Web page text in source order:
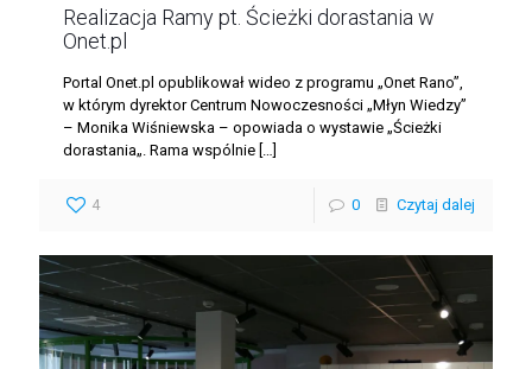
Realizacja Ramy pt. Ścieżki dorastania w
Onet.pl
Portal Onet.pl opublikował wideo z programu „Onet Rano”,
w którym dyrektor Centrum Nowoczesności „Młyn Wiedzy”
– Monika Wiśniewska – opowiada o wystawie „Ścieżki
dorastania„. Rama wspólnie […]
4 0 Czytaj dalej